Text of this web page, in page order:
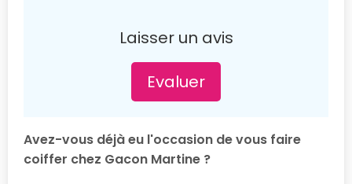
Laisser un avis
Evaluer
Avez-vous déjà eu l'occasion de vous faire
coiffer chez Gacon Martine ?